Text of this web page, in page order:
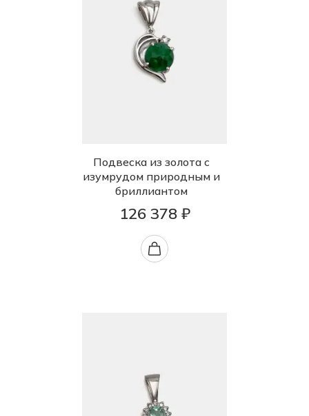
Подвеска из золота с
изумрудом природным и
бриллиантом
126 378 ₽